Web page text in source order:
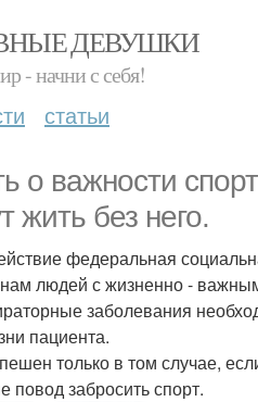
ДЕВУШКИ
- начни с себя!
статьи
о важности
жить без него.
федеральная
людей с жизненно -
заболевания
пациента.
только в том случае,
повод забросить спорт.